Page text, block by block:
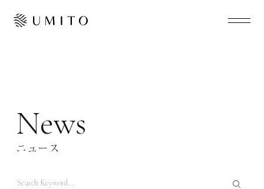
News
ニュース